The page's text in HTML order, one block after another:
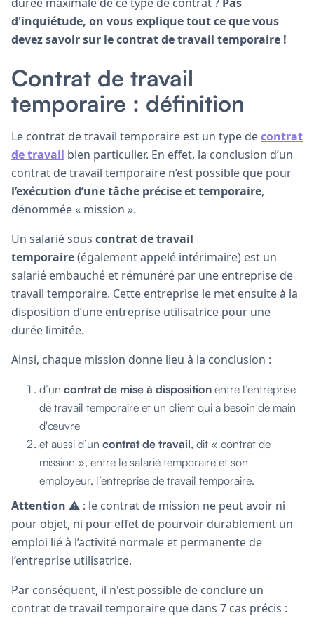
d'inquiétude, on vous explique tout ce que vous
devez savoir sur le contrat de travail temporaire !
Contrat de travail
temporaire : définition
Le contrat de travail temporaire est un type decontrat
de travail bien particulier. En effet, la conclusion d’un
contrat de travail temporaire n’est possible que pour
l’exécution d’une tâche précise et temporaire,
dénommée « mission ».
Un salarié sous contrat de travail
temporaire(également appelé intérimaire) est un
salarié embauché et rémunéré par une entreprise de
travail temporaire. Cette entreprise le met ensuite à la
disposition d’une entreprise utilisatrice pour une
durée limitée.
Ainsi, chaque mission donne lieu à la conclusion :
d’un contrat de mise à disposition entre l’entreprise
de travail temporaire et un client qui a besoin de main
d'œuvre
et aussi d’un contrat de travail, dit « contrat de
mission », entre le salarié temporaire et son
employeur, l’entreprise de travail temporaire.
Attention ⚠️ : le contrat de mission ne peut avoir ni
pour objet, ni pour effet de pourvoir durablement un
emploi lié à l’activité normale et permanente de
l’entreprise utilisatrice.
Par conséquent, il n'est possible de conclure un
contrat de travail temporaire que dans 7 cas précis :